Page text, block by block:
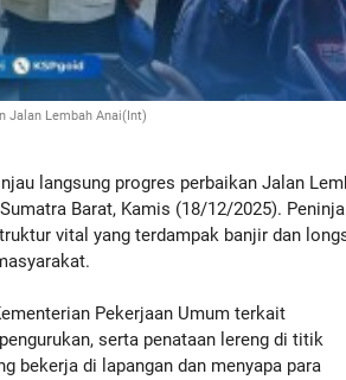
Jalan Lembah Anai(Int)
langsung progres perbaikan Jalan
Barat, Kamis (18/12/2025).
vital yang terdampak banjir dan
Pekerjaan Umum terkait
serta penataan lereng di titik
bekerja di lapangan dan menyapa para